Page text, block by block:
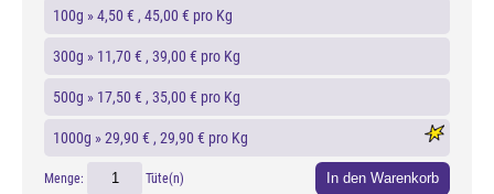
100g »4,50 € , 45,00 € pro Kg
300g » 11,70 € , 39,00 € pro Kg
500g » 17,50 € , 35,00 € pro Kg
1000g »29,90 € , 29,90 € pro Kg
Menge: Tüte(n) In den Warenkorb